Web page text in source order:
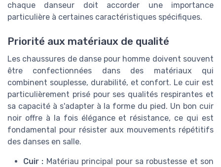
chaque danseur doit accorder une importance
particulière à certaines caractéristiques spécifiques.
Priorité aux matériaux de qualité
Les chaussures de danse pour homme doivent souvent
être confectionnées dans des matériaux qui
combinent souplesse, durabilité, et confort. Le cuir est
particulièrement prisé pour ses qualités respirantes et
sa capacité à s'adapter à la forme du pied. Un bon cuir
noir offre à la fois élégance et résistance, ce qui est
fondamental pour résister aux mouvements répétitifs
des danses en salle.
Cuir : Matériau principal pour sa robustesse et son